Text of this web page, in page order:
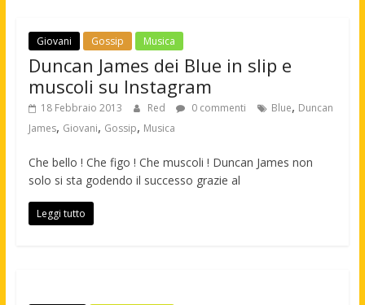
Giovani Gossip Musica
Duncan James dei Blue in slip e
muscoli su Instagram
18 Febbraio 2013 Red 0 commenti Blue, Duncan
James, Giovani, Gossip, Musica
Che bello ! Che figo ! Che muscoli ! Duncan James non
solo si sta godendo il successo grazie al
Leggi tutto